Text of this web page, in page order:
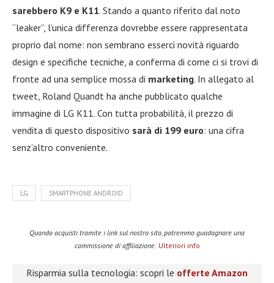
sarebbero K9 e K11. Stando a quanto riferito dal noto
“leaker”, l’unica differenza dovrebbe essere rappresentata
proprio dal nome: non sembrano esserci novità riguardo
design e specifiche tecniche, a conferma di come ci si trovi di
fronte ad una semplice mossa di marketing. In allegato al
tweet, Roland Quandt ha anche pubblicato qualche
immagine di LG K11. Con tutta probabilità, il prezzo di
vendita di questo dispositivo sarà di 199 euro: una cifra
senz’altro conveniente.
LG SMARTPHONE ANDROID
Quando acquisti tramite i link sul nostro sito, potremmo guadagnare una
commissione di affiliazione. Ulteriori info
Risparmia sulla tecnologia: scopri le offerte Amazon